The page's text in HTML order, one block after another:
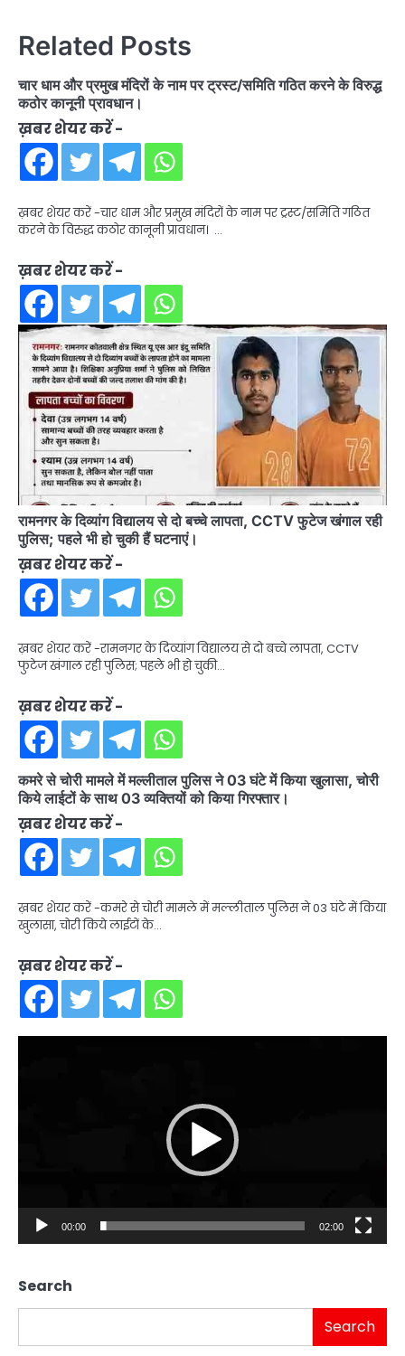
Related Posts
चार धाम और प्रमुख मंदिरों के नाम पर ट्रस्ट/समिति गठित करने के विरुद्ध
कठोर कानूनी प्रावधान।
ख़बर शेयर करें -
ख़बर शेयर करें -चार धाम और प्रमुख मंदिरों के नाम पर ट्रस्ट/समिति गठित
करने के विरुद्ध कठोर कानूनी प्रावधान। …
ख़बर शेयर करें -
रामनगर के दिव्यांग विद्यालय से दो बच्चे लापता, CCTV फुटेज खंगाल रही
पुलिस; पहले भी हो चुकी हैं घटनाएं।
ख़बर शेयर करें -
ख़बर शेयर करें -रामनगर के दिव्यांग विद्यालय से दो बच्चे लापता, CCTV
फुटेज खंगाल रही पुलिस; पहले भी हो चुकी…
ख़बर शेयर करें -
कमरे से चोरी मामले में मल्लीताल पुलिस ने 03 घंटे में किया खुलासा, चोरी
किये लाईटों के साथ 03 व्यक्तियों को किया गिरफ्तार।
ख़बर शेयर करें -
ख़बर शेयर करें -कमरे से चोरी मामले में मल्लीताल पुलिस ने 03 घंटे में किया
खुलासा, चोरी किये लाईटों के…
ख़बर शेयर करें -
00:00 02:00
Search
Search